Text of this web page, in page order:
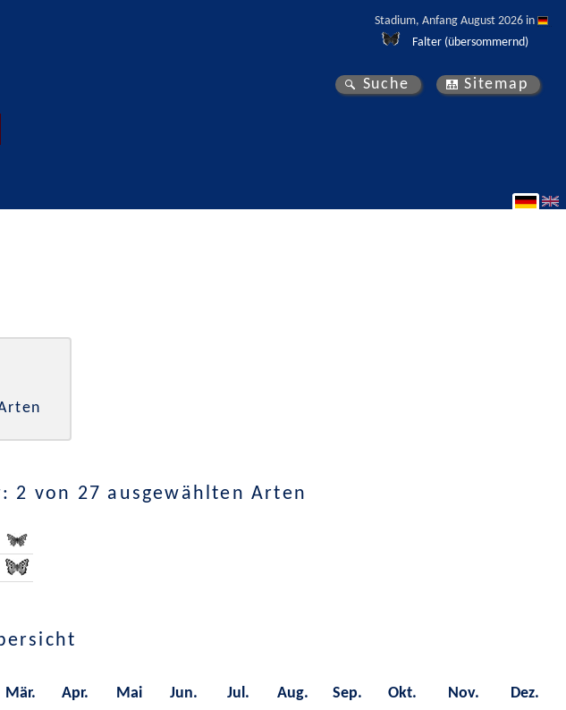
Stadium, Anfang August 2026 in
Falter (übersommernd)
Suche Sitemap
2 von 27 ausgewählten Arten
Mär. Apr. Mai Jun. Jul. Aug. Sep. Okt. Nov. Dez.